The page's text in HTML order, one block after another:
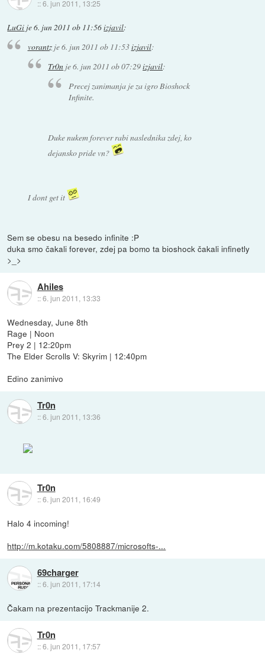
::6. jun 2011, 13:25
LuGi je6. jun 2011 ob 11:56izjavil:
vorantzje6. jun 2011 ob 11:53izjavil:
Tr0n je6. jun 2011 ob 07:29izjavil:
Precej zanimanja je za igro Bioshock
Infinite.
Duke nukem forever rabi naslednika zdej, ko
dejansko pride vn?
I dont get it
Sem se obesu na besedo infinite :P
duka smo čakali forever, zdej pa bomo ta bioshock čakali infinetly
>_>
Ahiles
::6. jun 2011, 13:33
Wednesday, June 8th
Rage | Noon
Prey 2 | 12:20pm
The Elder Scrolls V: Skyrim | 12:40pm
Edino zanimivo
Tr0n
::6. jun 2011, 13:36
Tr0n
::6. jun 2011, 16:49
Halo 4 incoming!
http://m.kotaku.com/5808887/microsofts-...
69charger
::6. jun 2011, 17:14
Čakam na prezentacijo Trackmanije 2.
Tr0n
::6. jun 2011, 17:57